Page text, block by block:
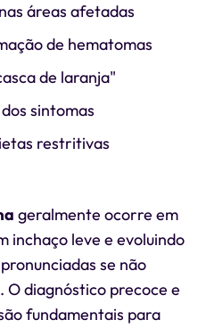
áreas afetadas
de hematomas
de laranja"
sintomas
restritivas
geralmente ocorre em
inchaço leve e evoluindo
se não
diagnóstico precoce e
fundamentais para